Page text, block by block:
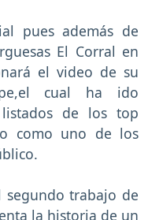
pues además de
El Corral en
el video de su
cual ha ido
listados de los top
como uno de los
segundo trabajo de
la historia de un